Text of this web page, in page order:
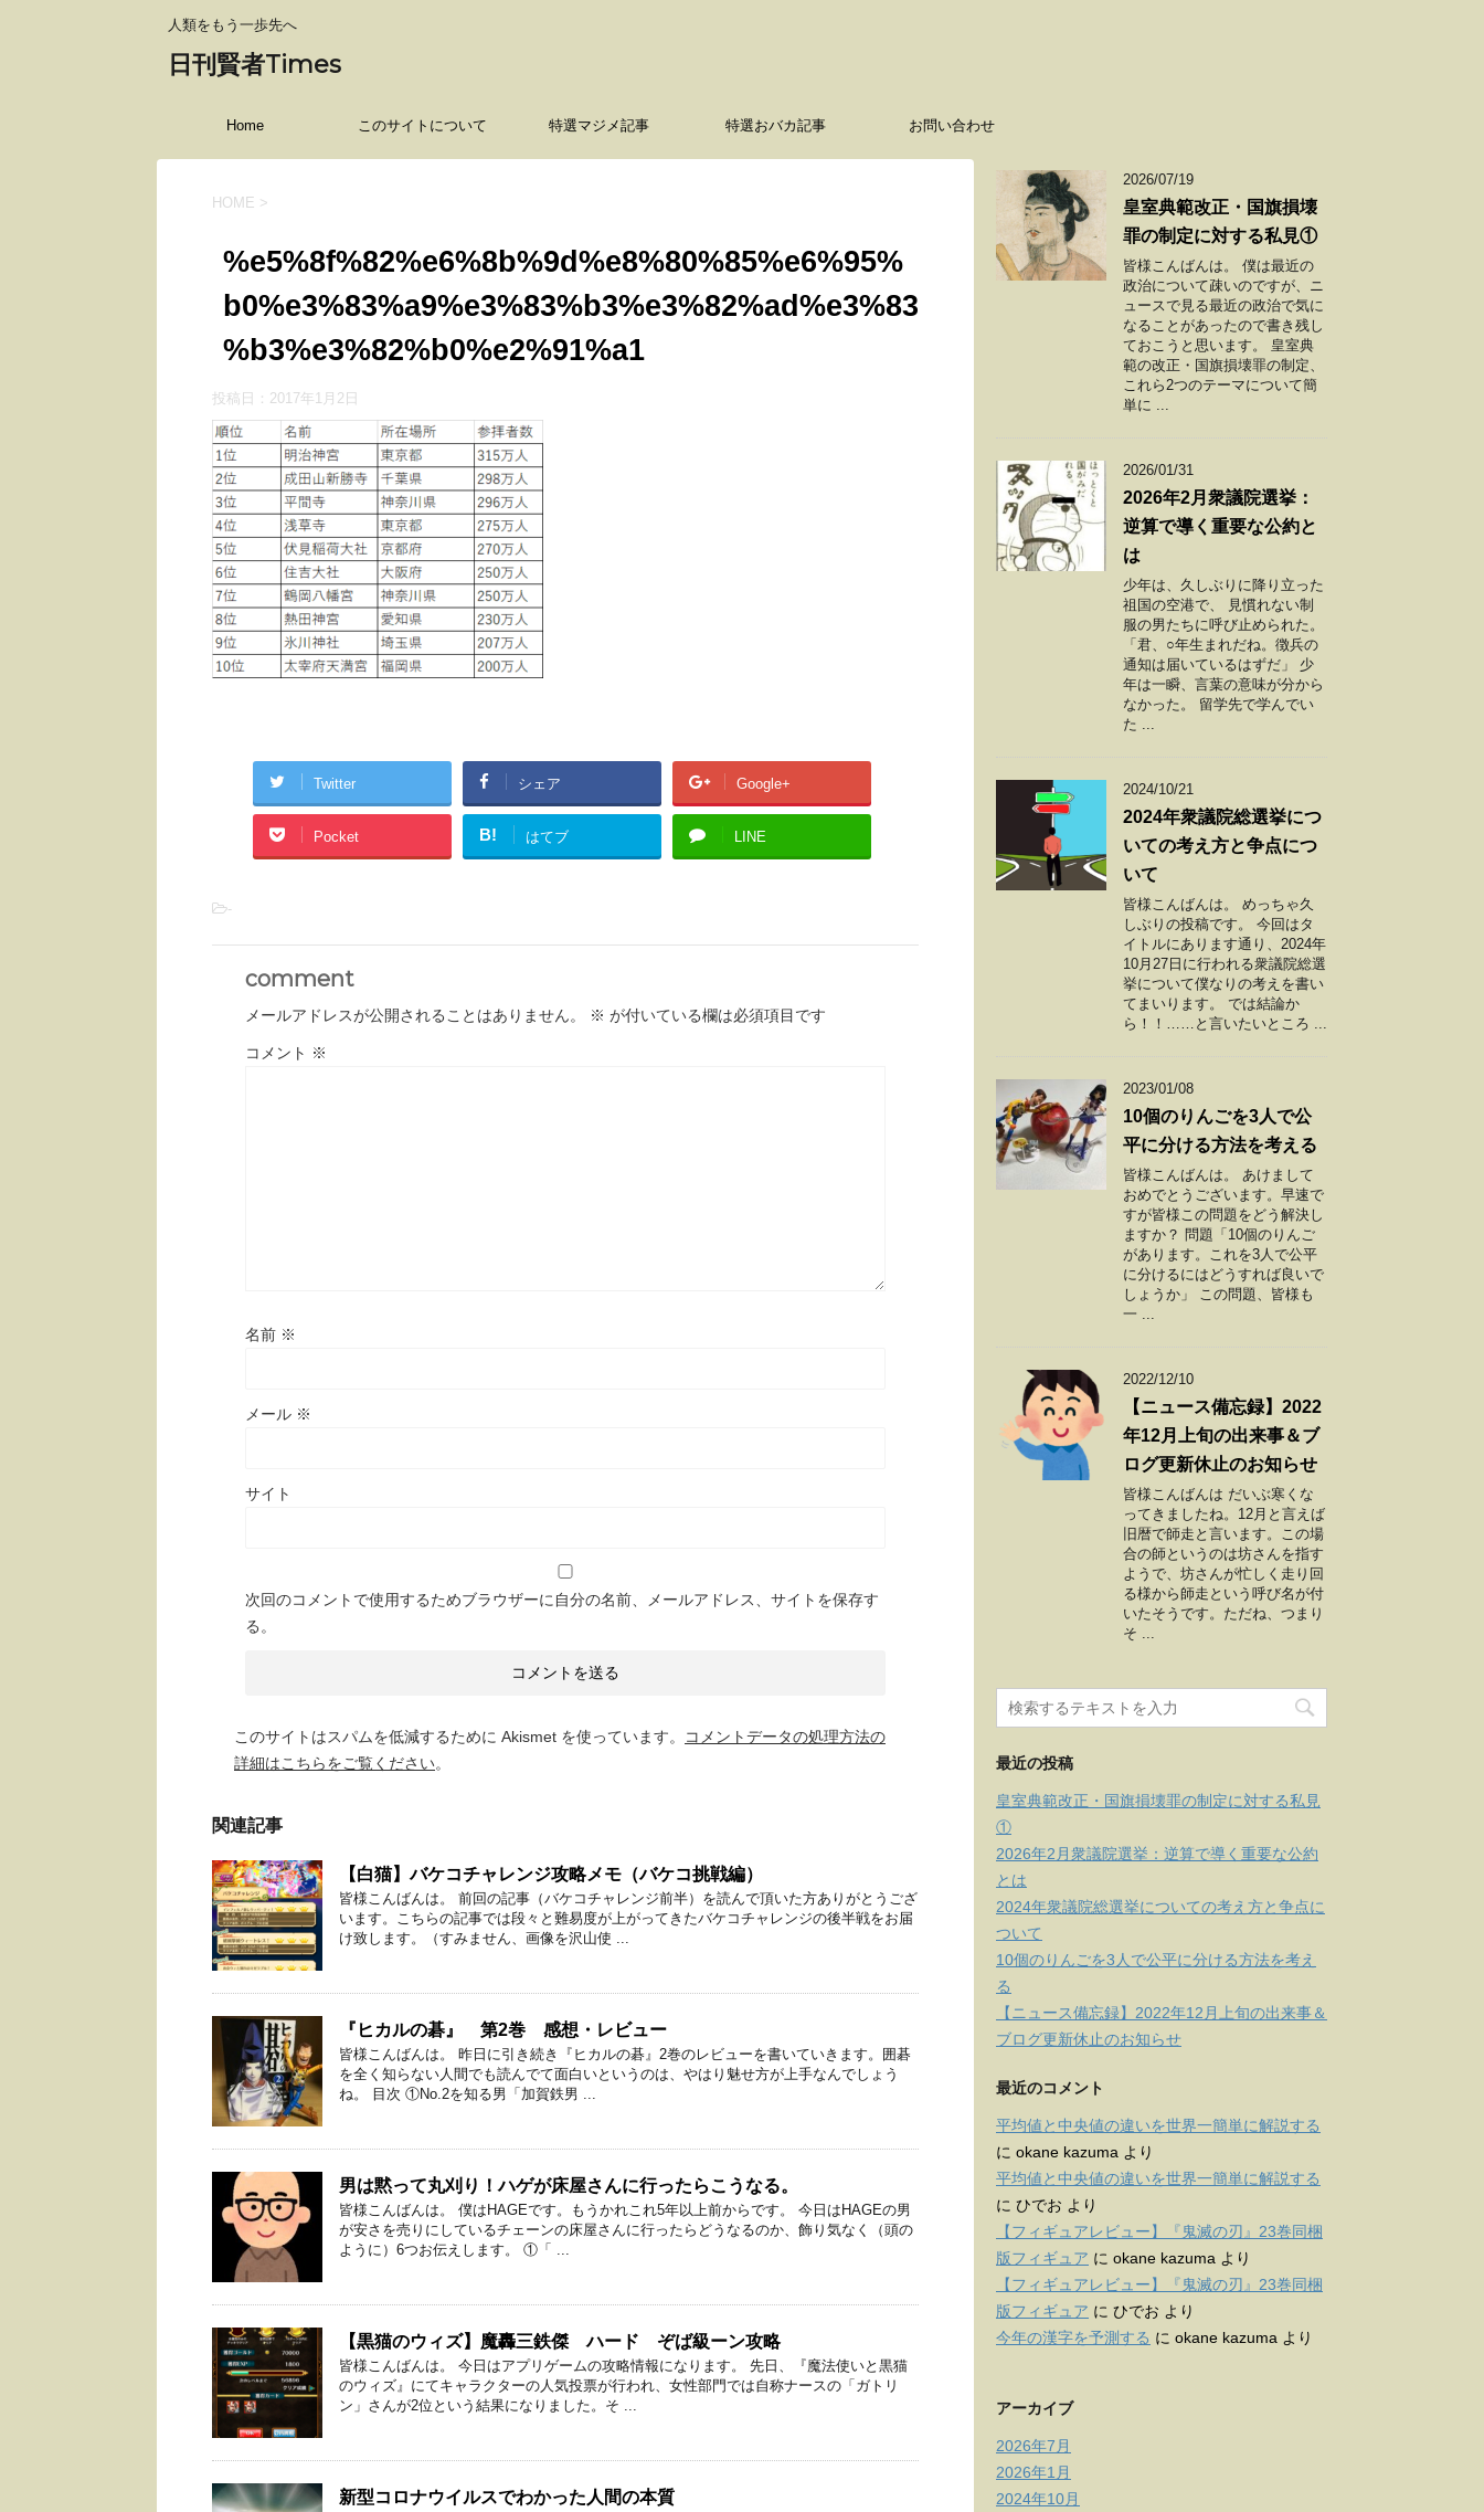
人類をもう一歩先へ
日刊賢者Times
Home このサイトについて 特選マジメ記事 特選おバカ記事 お問い合わせ
HOME >
%e5%8f%82%e6%8b%9d%e8%80%85%e6%95%
b0%e3%83%a9%e3%83%b3%e3%82%ad%e3%83
%b3%e3%82%b0%e2%91%a1
投稿日： 2017年1月2日
Twitter シェア Google+
Pocket B! はてブ LINE
-
comment
メールアドレスが公開されることはありません。 ※ が付いている欄は必須項目です
コメント ※
名前 ※
メール ※
サイト
次回のコメントで使用するためブラウザーに自分の名前、メールアドレス、サイトを保存す
る。
このサイトはスパムを低減するために Akismet を使っています。
コメントデータの処理方法の
詳細はこちらをご覧ください。
関連記事
【白猫】バケコチャレンジ攻略メモ（バケコ挑戦編）
皆様こんばんは。 前回の記事（バケコチャレンジ前半）を読んで頂いた方ありがとうござ
います。こちらの記事では段々と難易度が上がってきたバケコチャレンジの後半戦をお届
け致します。（すみません、画像を沢山使 ...
『ヒカルの碁』 第2巻 感想・レビュー
皆様こんばんは。 昨日に引き続き『ヒカルの碁』2巻のレビューを書いていきます。囲碁
を全く知らない人間でも読んでて面白いというのは、やはり魅せ方が上手なんでしょう
ね。 目次 ①No.2を知る男「加賀鉄男 ...
男は黙って丸刈り！ハゲが床屋さんに行ったらこうなる。
皆様こんばんは。 僕はHAGEです。もうかれこれ5年以上前からです。 今日はHAGEの男
が安さを売りにしているチェーンの床屋さんに行ったらどうなるのか、飾り気なく（頭の
ように）6つお伝えします。 ①「 ...
【黒猫のウィズ】魔轟三鉄傑 ハード ぞば級ーン攻略
皆様こんばんは。 今日はアプリゲームの攻略情報になります。 先日、『魔法使いと黒猫
のウィズ』にてキャラクターの人気投票が行われ、女性部門では自称ナースの「ガトリ
ン」さんが2位という結果になりました。そ ...
新型コロナウイルスでわかった人間の本質
2026/07/19
皇室典範改正・国旗損壊
罪の制定に対する私見①
皆様こんばんは。 僕は最近の
政治について疎いのですが、ニ
ュースで見る最近の政治で気に
なることがあったので書き残し
ておこうと思います。 皇室典
範の改正・国旗損壊罪の制定、
これら2つのテーマについて簡
単に ...
2026/01/31
2026年2月衆議院選挙：
逆算で導く重要な公約と
は
少年は、久しぶりに降り立った
祖国の空港で、 見慣れない制
服の男たちに呼び止められた。
「君、○年生まれだね。徴兵の
通知は届いているはずだ」 少
年は一瞬、言葉の意味が分から
なかった。 留学先で学んでい
た ...
2024/10/21
2024年衆議院総選挙につ
いての考え方と争点につ
いて
皆様こんばんは。 めっちゃ久
しぶりの投稿です。 今回はタ
イトルにあります通り、2024年
10月27日に行われる衆議院総選
挙について僕なりの考えを書い
てまいります。 では結論か
ら！！……と言いたいところ ...
2023/01/08
10個のりんごを3人で公
平に分ける方法を考える
皆様こんばんは。 あけまして
おめでとうございます。早速で
すが皆様この問題をどう解決し
ますか？ 問題「10個のりんご
があります。これを3人で公平
に分けるにはどうすれば良いで
しょうか」 この問題、皆様も
一 ...
2022/12/10
【ニュース備忘録】2022
年12月上旬の出来事＆ブ
ログ更新休止のお知らせ
皆様こんばんは だいぶ寒くな
ってきましたね。12月と言えば
旧暦で師走と言います。この場
合の師というのは坊さんを指す
ようで、坊さんが忙しく走り回
る様から師走という呼び名が付
いたそうです。ただね、つまり
そ ...
最近の投稿
皇室典範改正・国旗損壊罪の制定に対する私見
①
2026年2月衆議院選挙：逆算で導く重要な公約
とは
2024年衆議院総選挙についての考え方と争点に
ついて
10個のりんごを3人で公平に分ける方法を考え
る
【ニュース備忘録】2022年12月上旬の出来事＆
ブログ更新休止のお知らせ
最近のコメント
平均値と中央値の違いを世界一簡単に解説する
に okane kazuma より
平均値と中央値の違いを世界一簡単に解説する
に ひでお より
【フィギュアレビュー】『鬼滅の刃』23巻同梱
版フィギュア に okane kazuma より
【フィギュアレビュー】『鬼滅の刃』23巻同梱
版フィギュア に ひでお より
今年の漢字を予測する に okane kazuma より
アーカイブ
2026年7月
2026年1月
2024年10月